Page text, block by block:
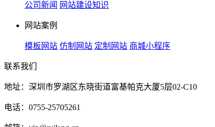
公司新闻 网站建设知识
网站案例
模板网站 仿制网站 定制网站 商城小程序
联系我们
地址：深圳市罗湖区东晓街道富基帕克大厦5层02-C10
电话：0755-25705261